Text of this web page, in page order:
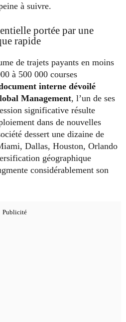
à suivre.
portée par une
rapide
de trajets payants en moins
à 500 000 courses
interne dévoilé
Management, l’un de ses
significative résulte
dans de nouvelles
dessert une dizaine de
Dallas, Houston, Orlando
géographique
considérablement son